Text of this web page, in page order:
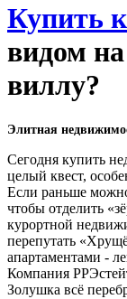
Купить
видом
виллу?
Элитная
Сегодня купить
целый квест,
Если раньше
чтобы отделить
курортной
перепутать
апартаментами -
Компания
Золушка всё